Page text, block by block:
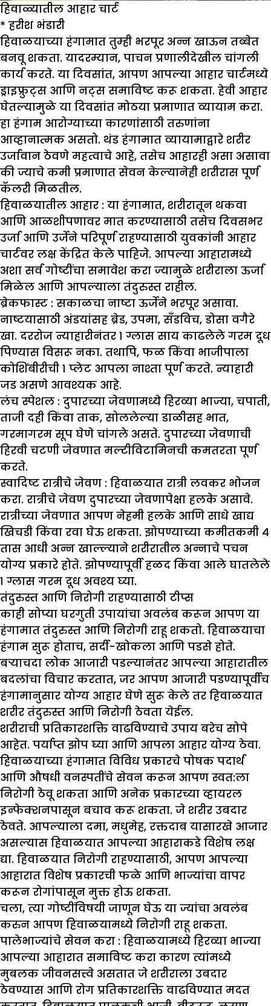
हिवाळ्यातील आहार चार्ट
* हरीश भंडारी
हिवाळयाच्या हंगामात तुम्ही भरपूर अन्न खाऊन तब्बेत
बनवू शकता. यादरम्यान, पाचन प्रणालीदेखील चांगली
कार्य करते. या दिवसांत, आपण आपल्या आहार चार्टमध्ये
ड्राइफ्रुट्स आणि नट्स समाविष्ट करू शकता. हेवी आहार
घेतल्यामुळे या दिवसांत मोठया प्रमाणात व्यायाम करा.
हा हंगाम आरोग्याच्या कारणांसाठी तरुणांना
आव्हानात्मक असतो. थंड हंगामात व्यायामाद्वारे शरीर
उर्जावान ठेवणे महत्वाचे आहे, तसेच आहारही असा असावा
की ज्याचे कमी प्रमाणात सेवन केल्यानेही शरीरास पूर्ण
कॅलरी मिळतील.
हिवाळयातील आहार : या हंगामात, शरीरातून थकवा
आणि आळशीपणावर मात करण्यासाठी तसेच दिवसभर
उर्जा आणि उर्जेने परिपूर्ण राहण्यासाठी युवकांनी आहार
चार्टवर लक्ष केंद्रित केले पाहिजे. आपल्या आहारामध्ये
अशा सर्व गोष्टींचा समावेश करा ज्यामुळे शरीराला ऊर्जा
मिळेल आणि आपल्याला तंदुरुस्त राहील.
ब्रेकफास्ट : सकाळचा नाष्टा ऊर्जेने भरपूर असावा.
नाष्टयासाठी अंडयांसह ब्रेड, उपमा, सँडविच, डोसा वगैरे
खा. दररोज न्याहारीनंतर १ ग्लास साय काढलेले गरम दूध
पिण्यास विसरू नका. तथापि, फळ किंवा भाजीपाला
कोशिंबीरीची १ प्लेट आपला नाश्ता पूर्ण करते. न्याहारी
जड असणे आवश्यक आहे.
लंच स्पेशल : दुपारच्या जेवणामध्ये हिरव्या भाज्या, चपाती,
ताजी दही किंवा ताक, सोललेल्या डाळीसह भात,
गरमागरम सूप घेणे चांगले असते. दुपारच्या जेवणाची
हिरवी चटणी जेवणात मल्टीविटामिनची कमतरता पूर्ण
करते.
स्वादिष्ट रात्रीचे जेवण : हिवाळयात रात्री लवकर भोजन
करा. रात्रीचे जेवण दुपारच्या जेवणापेक्षा हलके असावे.
रात्रीच्या जेवणात आपण नेहमी हलके आणि साधे खाद्य
खिचडी किंवा रवा घेऊ शकता. झोपण्याच्या कमीतकमी ४
तास आधी अन्न खाल्ल्याने शरीरातील अन्नाचे पचन
योग्य प्रकारे होते. झोपण्यापूर्वी हळद किंवा आले घातलेले
१ ग्लास गरम दूध अवश्य घ्या.
तंदुरुस्त आणि निरोगी राहण्यासाठी टीप्स
काही सोप्या घरगुती उपायांचा अवलंब करून आपण या
हंगामात तंदुरुस्त आणि निरोगी राहू शकतो. हिवाळयाचा
हंगाम सुरू होताच, सर्दी-खोकला आणि पडसे होते.
बऱ्याचदा लोक आजारी पडल्यानंतर आपल्या आहारातील
बदलांचा विचार करतात, जर आपण आजारी पडण्यापूर्वीच
हंगामानुसार योग्य आहार घेणे सुरू केले तर हिवाळयात
शरीर तंदुरुस्त आणि निरोगी ठेवता येईल.
शरीराची प्रतिकारशक्ति वाढविण्याचे उपाय बरेच सोपे
आहेत. पर्याप्त झोप घ्या आणि आपला आहार योग्य ठेवा.
हिवाळयाच्या हंगामात विविध प्रकारचे पोषक पदार्थ
आणि औषधी वनस्पतींचे सेवन करून आपण स्वत:ला
निरोगी ठेवू शकता आणि अनेक प्रकारच्या व्हायरल
इन्फेक्शनपासून बचाव करू शकता. जे शरीर उबदार
ठेवते. आपल्याला दमा, मधुमेह, रक्तदाब यासारखे आजार
असल्यास हिवाळयात आपल्या आहाराकडे विशेष लक्ष
द्या. हिवाळयात निरोगी राहण्यासाठी, आपण आपल्या
आहारात विशेष प्रकारची फळे आणि भाज्यांचा वापर
करून रोगांपासून मुक्त होऊ शकता.
चला, त्या गोष्टींविषयी जाणून घेऊ या ज्यांचा अवलंब
करुन आपण हिवाळयामध्ये निरोगी राहू शकता.
पालेभाज्यांचे सेवन करा : हिवाळयामध्ये हिरव्या भाज्या
आपल्या आहारात समाविष्ट करा कारण त्यांमध्ये
मुबलक जीवनसत्त्वे असतात जे शरीराला उबदार
ठेवण्यास आणि रोग प्रतिकारशक्ति वाढविण्यात मदत